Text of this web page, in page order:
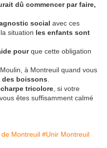
dû commencer par faire,
social avec ces
situation les enfants sont
pourque cette obligation
à Montreuil quand vous
des boissons
tricolore , si votre
êtes suffisamment calmé
Montreuil #Unir Montreuil